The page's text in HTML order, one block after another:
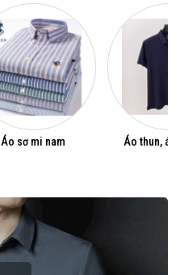
Áo sơ mi nam Áo thun, áo